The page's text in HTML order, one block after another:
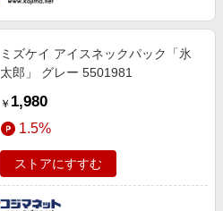
ミズケイ アイスネックパック「氷
太郎」 グレー 5501981
￥ 1,980
1.5%
ストアにすすむ